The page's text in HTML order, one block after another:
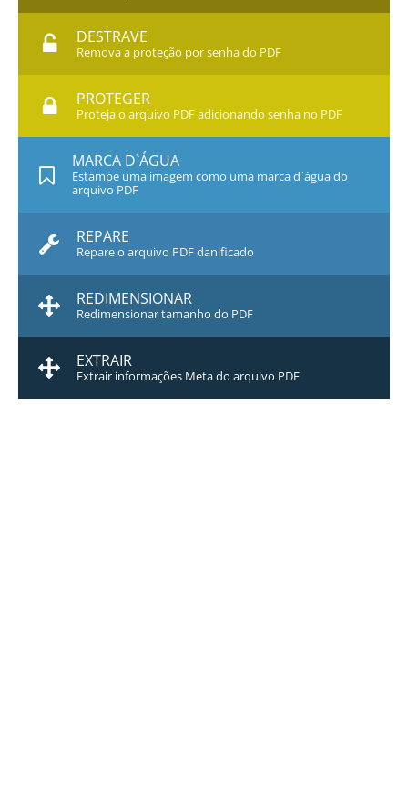
DESTRAVE
Remova a proteção por senha do PDF
PROTEGER
Proteja o arquivo PDF adicionando senha no PDF
MARCA D`ÁGUA
Estampe uma imagem como uma marca d`água do
arquivo PDF
REPARE
Repare o arquivo PDF danificado
REDIMENSIONAR
Redimensionar tamanho do PDF
EXTRAIR
Extrair informações Meta do arquivo PDF